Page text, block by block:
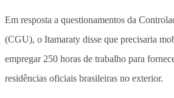
Em resposta a questionamentos da
(CGU), o Itamaraty disse que precisaria
empregar 250 horas de trabalho para
residências oficiais brasileiras no exterior.